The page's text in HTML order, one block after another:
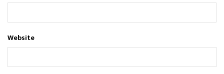
Website